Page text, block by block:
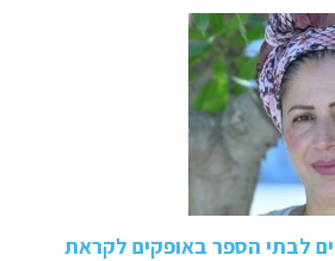
לבתי הספר באופקים לקראת